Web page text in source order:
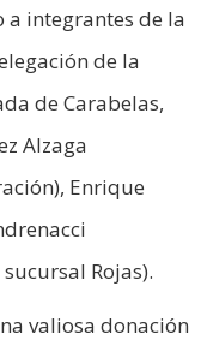
integrantes de la
de la
de Carabelas,
Alzaga
Enrique
Rojas).
valiosa donación